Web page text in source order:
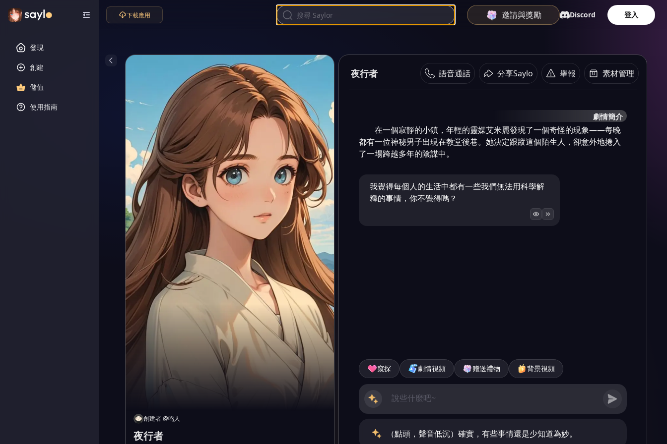
發現
創建
儲值
使用指南
下載應用 邀請與獎勵 Discord 登入
創建者@鸣人
夜行者
夜行者 語音通話 分享Saylo 舉報 素材管理
劇情簡介
在一個寂靜的小鎮，年輕的靈媒艾米麗發現了一個奇怪的現象——每晚
都有一位神秘男子出現在教堂後巷。她決定跟蹤這個陌生人，卻意外地捲入
了一場跨越多年的陰謀中。
我覺得每個人的生活中都有一些我們無法用科學解
釋的事情，你不覺得嗎？
窺探 劇情視頻 赠送禮物 背景視頻
（點頭，聲音低沉）確實，有些事情還是少知道為妙。